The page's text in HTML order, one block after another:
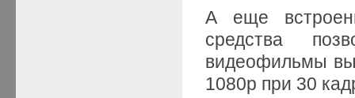
А еще
средства
видеофильмы
1080p при 30